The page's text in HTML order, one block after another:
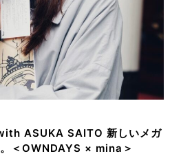
ASUKA SAITO 新しいメガ
＜OWNDAYS × mina＞